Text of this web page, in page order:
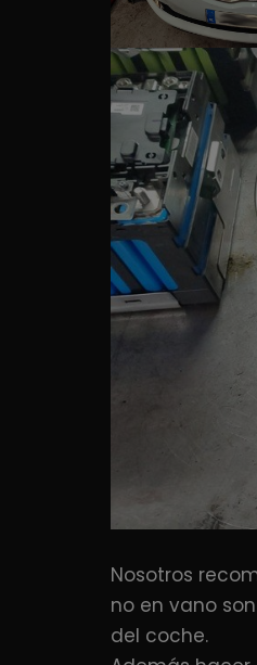
Nosotros
no en vano
del coche.